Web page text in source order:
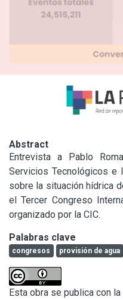
Abstract
Entrevista a Pablo
Servicios Tecnológicos e
sobre la situación hídrica
el Tercer Congreso
organizado por la CIC.
Palabras clave
congresos provisión de agua
Esta obra se publica con